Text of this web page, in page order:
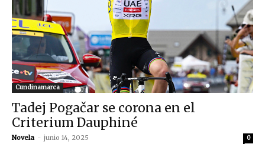
Cundinamarca
Tadej Pogačar se corona en el
Criterium Dauphiné
Novela - junio 14, 2025 0